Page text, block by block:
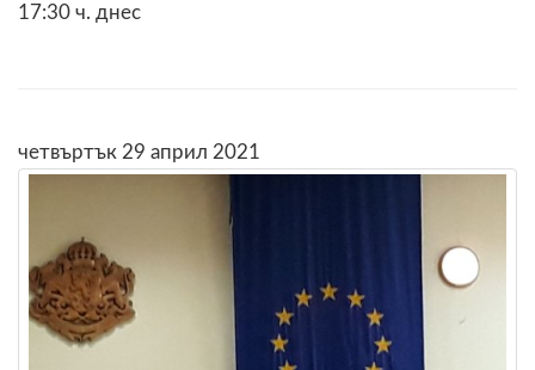
17:30 ч. днес
четвъртък 29 април 2021